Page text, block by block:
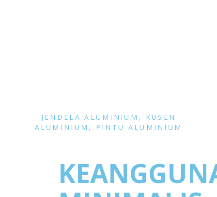
JENDELA ALUMINIUM , KUSEN
ALUMINIUM , PINTU ALUMINIUM